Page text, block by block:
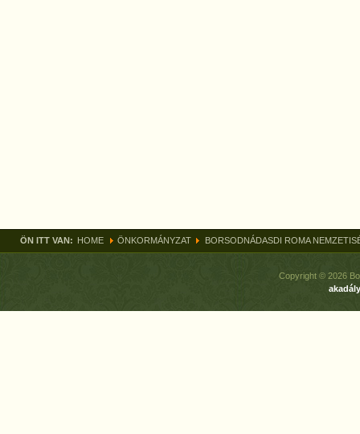
ÖN ITT VAN: HOME ÖNKORMÁNYZAT BORSODNÁDASDI ROMA
Copyright © 2026